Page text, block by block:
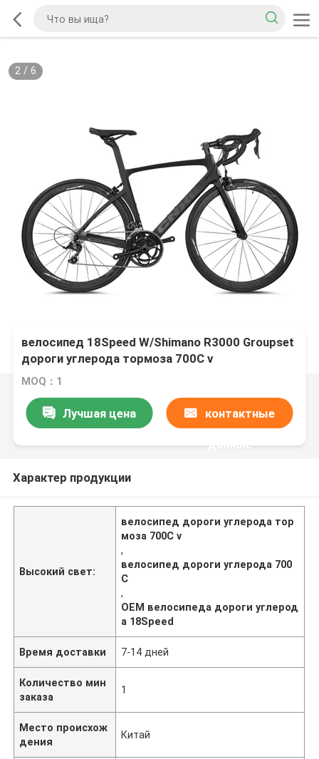
2/ 6
велосипед 18Speed W/Shimano R3000 Groupset
дороги углерода тормоза 700C v
MOQ：1
Лучшая цена контактные
данные
Характер продукции
Высокий свет:
велосипед дороги углерода тор
моза 700C v
,
велосипед дороги углерода 700
C
,
OEM велосипеда дороги углерод
а 18Speed
Время доставки 7-14 дней
Количество мин
заказа
1
Место происхож
дения
Китай